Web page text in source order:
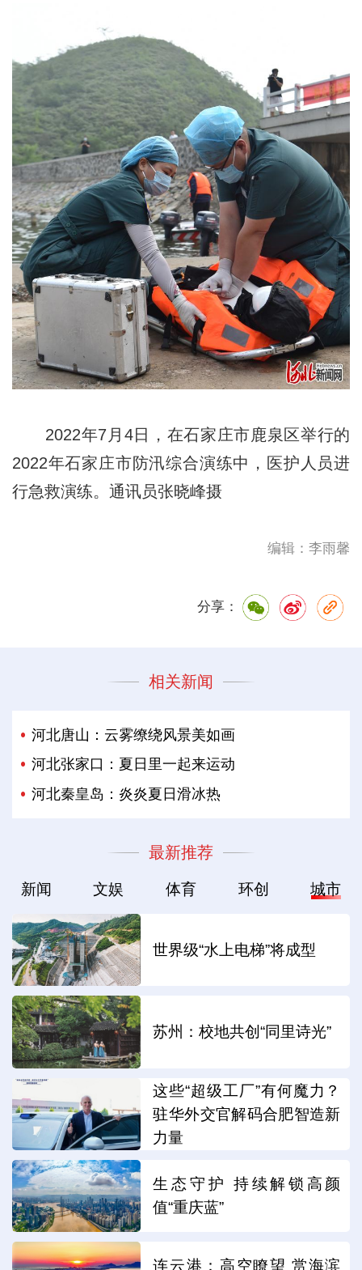
2022年7月4日，在石家庄市鹿泉区举行的
2022年石家庄市防汛综合演练中，医护人员进
行急救演练。通讯员张晓峰摄
编辑：李雨馨
分享：
相关新闻
河北唐山：云雾缭绕风景美如画
河北张家口：夏日里一起来运动
河北秦皇岛：炎炎夏日滑冰热
最新推荐
新闻 文娱 体育 环创 城市
世界级“水上电梯”将成型
苏州：校地共创“同里诗光”
这些“超级工厂”有何魔力？
驻华外交官解码合肥智造新
力量
生态守护 持续解锁高颜
值“重庆蓝”
连云港：高空瞭望 赏海滨